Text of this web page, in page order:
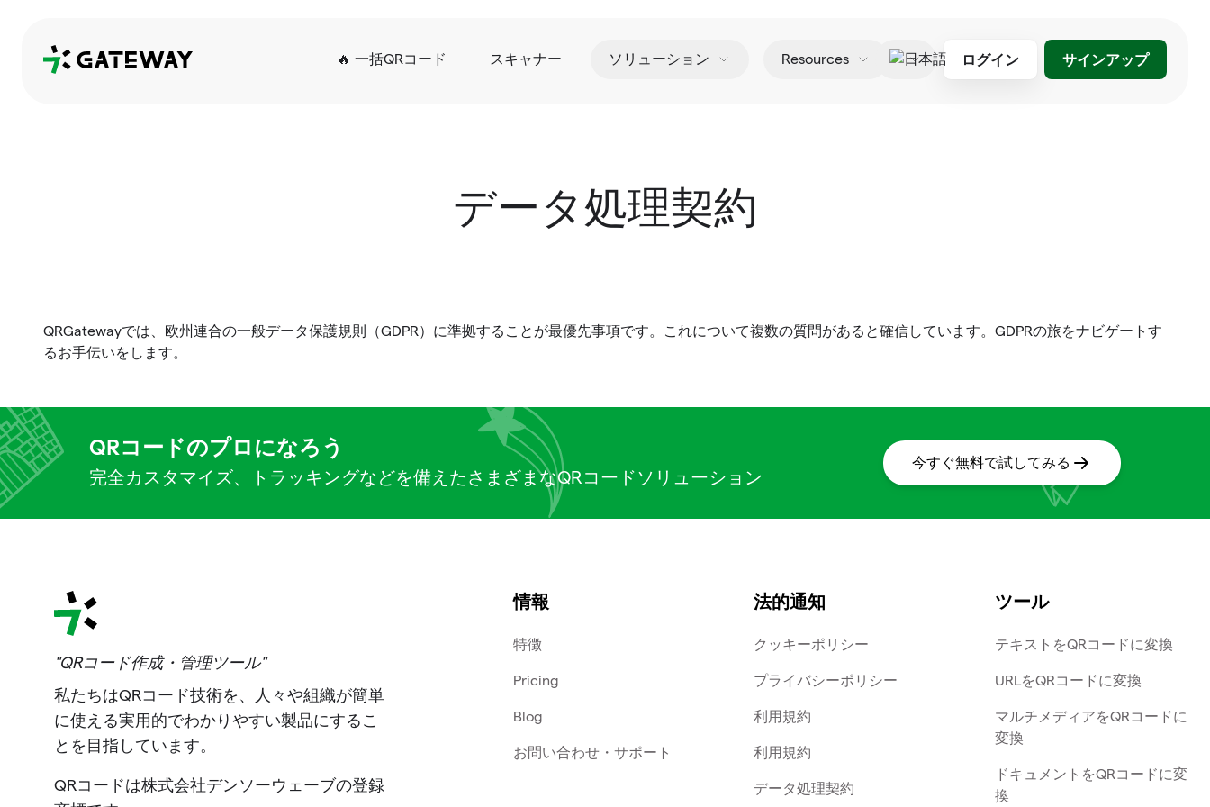
QRGateway 🔥 一括QRコード スキャナー ソリューション Resources
日本語
ログイン サインアップ
データ処理契約
QRGatewayでは、欧州連合の一般データ保護規則（GDPR）に準拠することが最優先事項です。これについて複数の質問があると確信しています。GDPRの旅をナビゲートす
るお手伝いをします。
QRコードのプロになろう
完全カスタマイズ、トラッキングなどを備えたさまざまなQRコードソリューション
今すぐ無料で試してみる
"QRコード作成・管理ツール"
私たちはQRコード技術を、人々や組織が簡単
に使える実用的でわかりやすい製品にするこ
とを目指しています。
QRコードは株式会社デンソーウェーブの登録
情報
特徴
Pricing
Blog
お問い合わせ・サポート
法的通知
クッキーポリシー
プライバシーポリシー
利用規約
利用規約
データ処理契約
ツール
テキストをQRコードに変換
URLをQRコードに変換
マルチメディアをQRコードに
変換
ドキュメントをQRコードに変
換